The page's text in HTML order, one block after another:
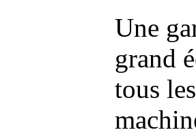
Une
grand
tous